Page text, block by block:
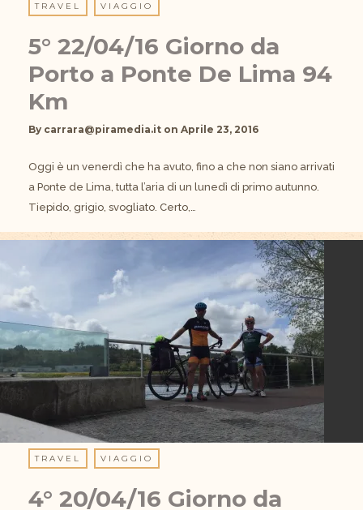
TRAVEL VIAGGIO
5° 22/04/16 Giorno da
Porto a Ponte De Lima 94
Km
By carrara@piramedia.it on Aprile 23, 2016
Oggi è un venerdì che ha avuto, fino a che non siano arrivati
a Ponte de Lima, tutta l’aria di un lunedì di primo autunno.
Tiepido, grigio, svogliato. Certo,…
TRAVEL VIAGGIO
4° 20/04/16 Giorno da